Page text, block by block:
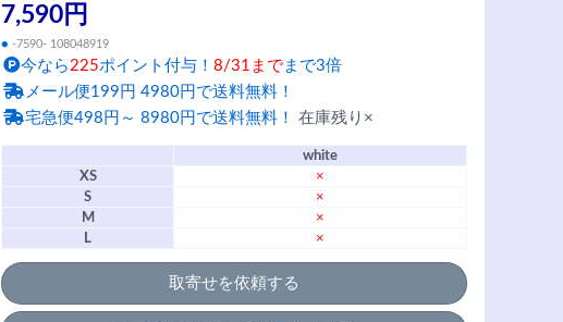
7,590円
● -7590- 108048919
今なら225ポイント付与！ 8/31まで まで3倍
メール便199円 4980円で送料無料！
宅急便498円～ 8980円で送料無料！ 在庫残り×
white
XS
×
S
×
M
×
L
×
取寄せを依頼する